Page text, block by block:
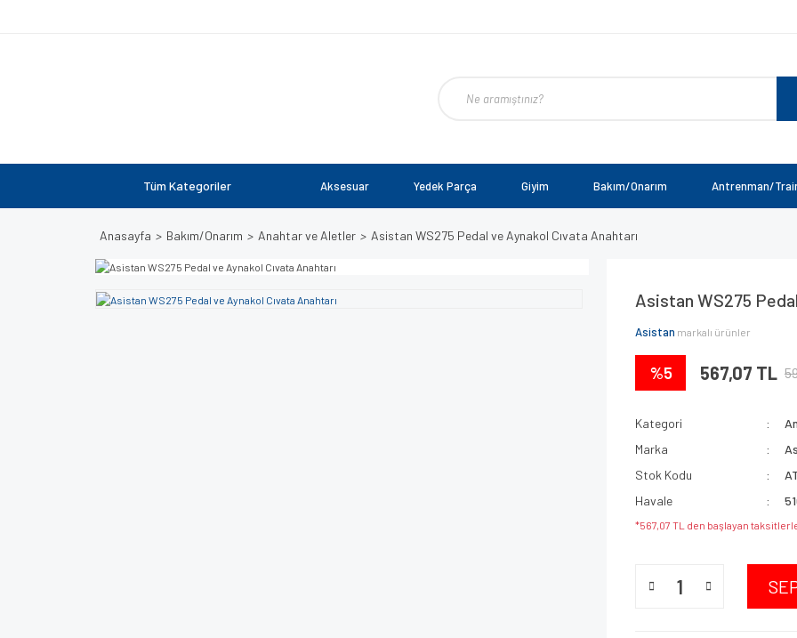
Tüm Kategoriler Aksesuar Yedek Parça Giyim Bakım/Onarım Antrenman/
Anasayfa Bakım/Onarım Anahtar ve Aletler Asistan WS275 Pedal ve Aynakol Cıvata Anahtarı
Asistan WS275
Asistan markalı ürünler
%5 567,07 TL
Kategori
Marka
Stok Kodu
Havale
*567,07 TL den başlayan